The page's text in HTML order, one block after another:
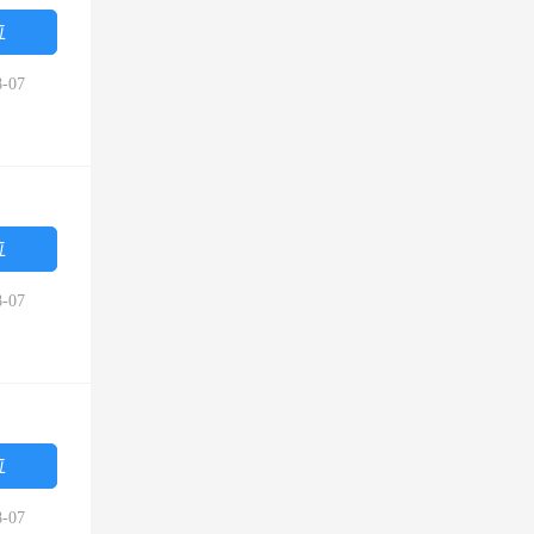
07
07
07